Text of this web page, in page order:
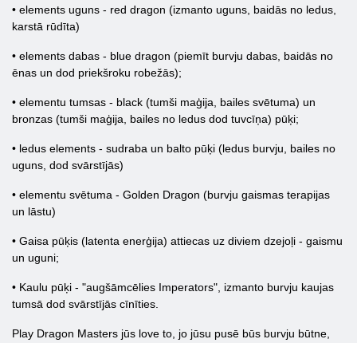
• elements uguns - red dragon (izmanto uguns, baidās no ledus,
karstā rūdīta)
• elements dabas - blue dragon (piemīt burvju dabas, baidās no
ēnas un dod priekšroku robežās);
• elementu tumsas - black (tumši maģija, bailes svētuma) un
bronzas (tumši maģija, bailes no ledus dod tuvcīņa) pūķi;
• ledus elements - sudraba un balto pūķi (ledus burvju, bailes no
uguns, dod svārstījās)
• elementu svētuma - Golden Dragon (burvju gaismas terapijas
un lāstu)
• Gaisa pūķis (latenta enerģija) attiecas uz diviem dzejoļi - gaismu
un uguni;
• Kaulu pūķi - "augšāmcēlies Imperators", izmanto burvju kaujas
tumsā dod svārstījās cīnīties.
Play Dragon Masters jūs love to, jo jūsu pusē būs burvju būtne,